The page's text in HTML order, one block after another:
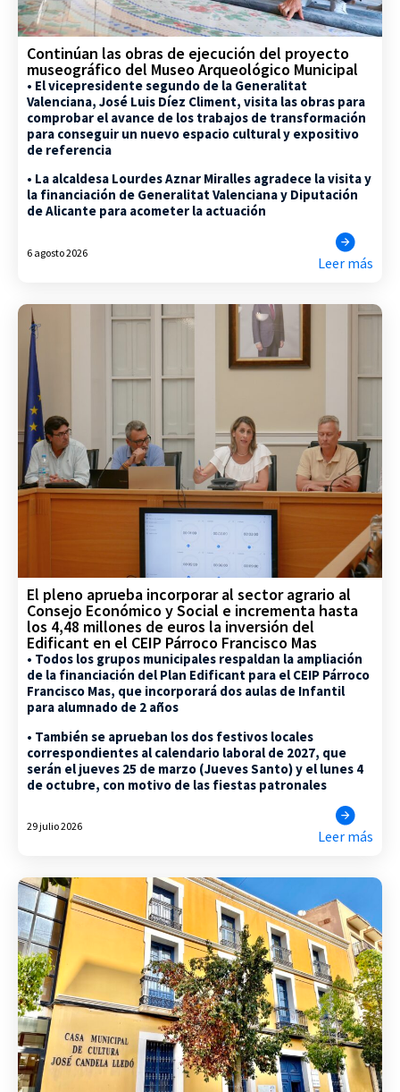
Continúan las obras de ejecución del proyecto
museográfico del Museo Arqueológico Municipal
• El vicepresidente segundo de la Generalitat
Valenciana, José Luis Díez Climent, visita las obras para
comprobar el avance de los trabajos de transformación
para conseguir un nuevo espacio cultural y expositivo
de referencia
• La alcaldesa Lourdes Aznar Miralles agradece la visita y
la financiación de Generalitat Valenciana y Diputación
de Alicante para acometer la actuación
6 agosto 2026
Leer más
El pleno aprueba incorporar al sector agrario al
Consejo Económico y Social e incrementa hasta
los 4,48 millones de euros la inversión del
Edificant en el CEIP Párroco Francisco Mas
• Todos los grupos municipales respaldan la ampliación
de la financiación del Plan Edificant para el CEIP Párroco
Francisco Mas, que incorporará dos aulas de Infantil
para alumnado de 2 años
• También se aprueban los dos festivos locales
correspondientes al calendario laboral de 2027, que
serán el jueves 25 de marzo (Jueves Santo) y el lunes 4
de octubre, con motivo de las fiestas patronales
29 julio 2026
Leer más